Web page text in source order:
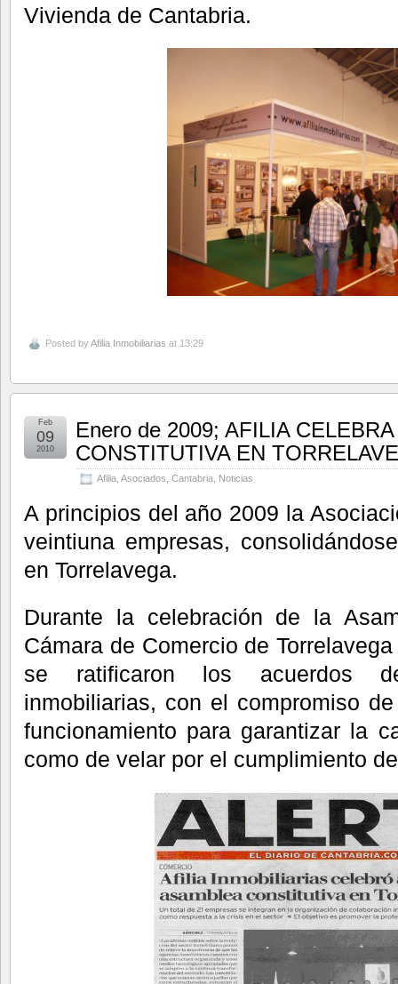
Vivienda de Cantabria.
Posted byAfilia Inmobiliarias at 13:29
Enero de 2009; AFILIA
CONSTITUTIVA EN
Afilia Asociados Cantabria Noticias
Feb
09
2010
A principios del año 2009 la
veintiuna empresas,
en Torrelavega.
Durante la celebración de la
Cámara de Comercio de
se ratificaron los acuerdos
inmobiliarias, con el compromiso
funcionamiento para garantizar la
como de velar por el cumplimiento